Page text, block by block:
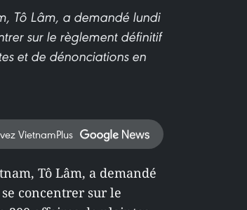
Tô Lâm, a demandé lundi
sur le règlement définitif
et de dénonciations en
VietnamPlus
Tô Lâm, a demandé
concentrer sur le